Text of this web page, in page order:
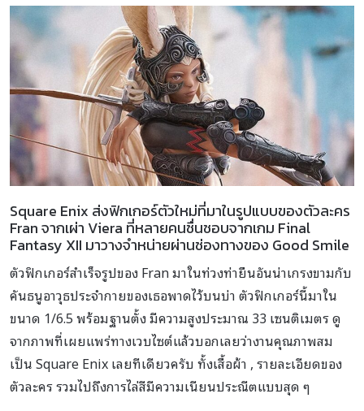
Square Enix ส่งฟิกเกอร์ตัวใหม่ที่มาในรูปแบบของตัวละคร
Fran จากเผ่า Viera ที่หลายคนชื่นชอบจากเกม Final
Fantasy XII มาวางจำหน่ายผ่านช่องทางของ Good Smile
ตัวฟิกเกอร์สำเร็จรูปของ Fran มาในท่วงท่ายืนอันน่าเกรงขามกับ
คันธนูอาวุธประจำกายของเธอพาดไว้บนบ่า ตัวฟิกเกอร์นี้มาใน
ขนาด 1/6.5 พร้อมฐานตั้ง มีความสูงประมาณ 33 เซนติเมตร ดู
จากภาพที่เผยแพร่ทางเวบไซต์แล้วบอกเลยว่างานคุณภาพสม
เป็น Square Enix เลยทีเดียวครับ ทั้งเสื้อผ้า , รายละเอียดของ
ตัวละคร รวมไปถึงการไล่สีมีความเนียนประณีตแบบสุด ๆ